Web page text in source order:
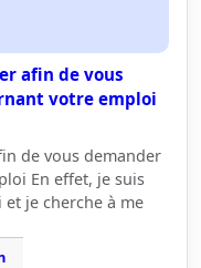
afin de vous
votre emploi
de vous demander
En effet, je suis
je cherche à me